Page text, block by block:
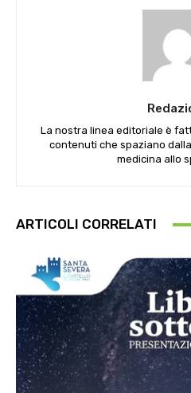
La nostra linea editoriale è
contenuti che spaziano
medicina allo
ARTICOLI CORRELATI